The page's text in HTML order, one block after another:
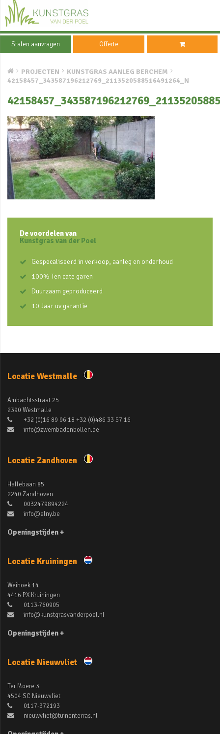
Stalen aanvragen Offerte
PROJECTEN
KUNSTGRAS AANLEG BERCHEM
42158457_343587196212769_2113520588516491264_N
De voordelen van
Kunstgras van der Poel
Gespecaliseerd in verkoop, aanleg en onderhoud
100% Ten cate garen
Duurzaam geproduceerd
10 Jaar uv garantie
Locatie Westmalle
Ambachtsstraat 25
2390 Westmalle
+32 (0)16 89 96 18 +32 (0)486 33 57 16
info@zwembadenbollen.be
Locatie Zandhoven
Hallebaan 85
2240 Zandhoven
0032479894224
info@elny.be
Openingstijden +
Locatie Kruiningen
Weihoek 14
4416 PX Kruiningen
0113-760905
info@kunstgrasvanderpoel.nl
Openingstijden +
Locatie Nieuwvliet
Ter Moere 3
4504 SC Nieuwvliet
0117-372193
nieuwvliet@tuinenterras.nl